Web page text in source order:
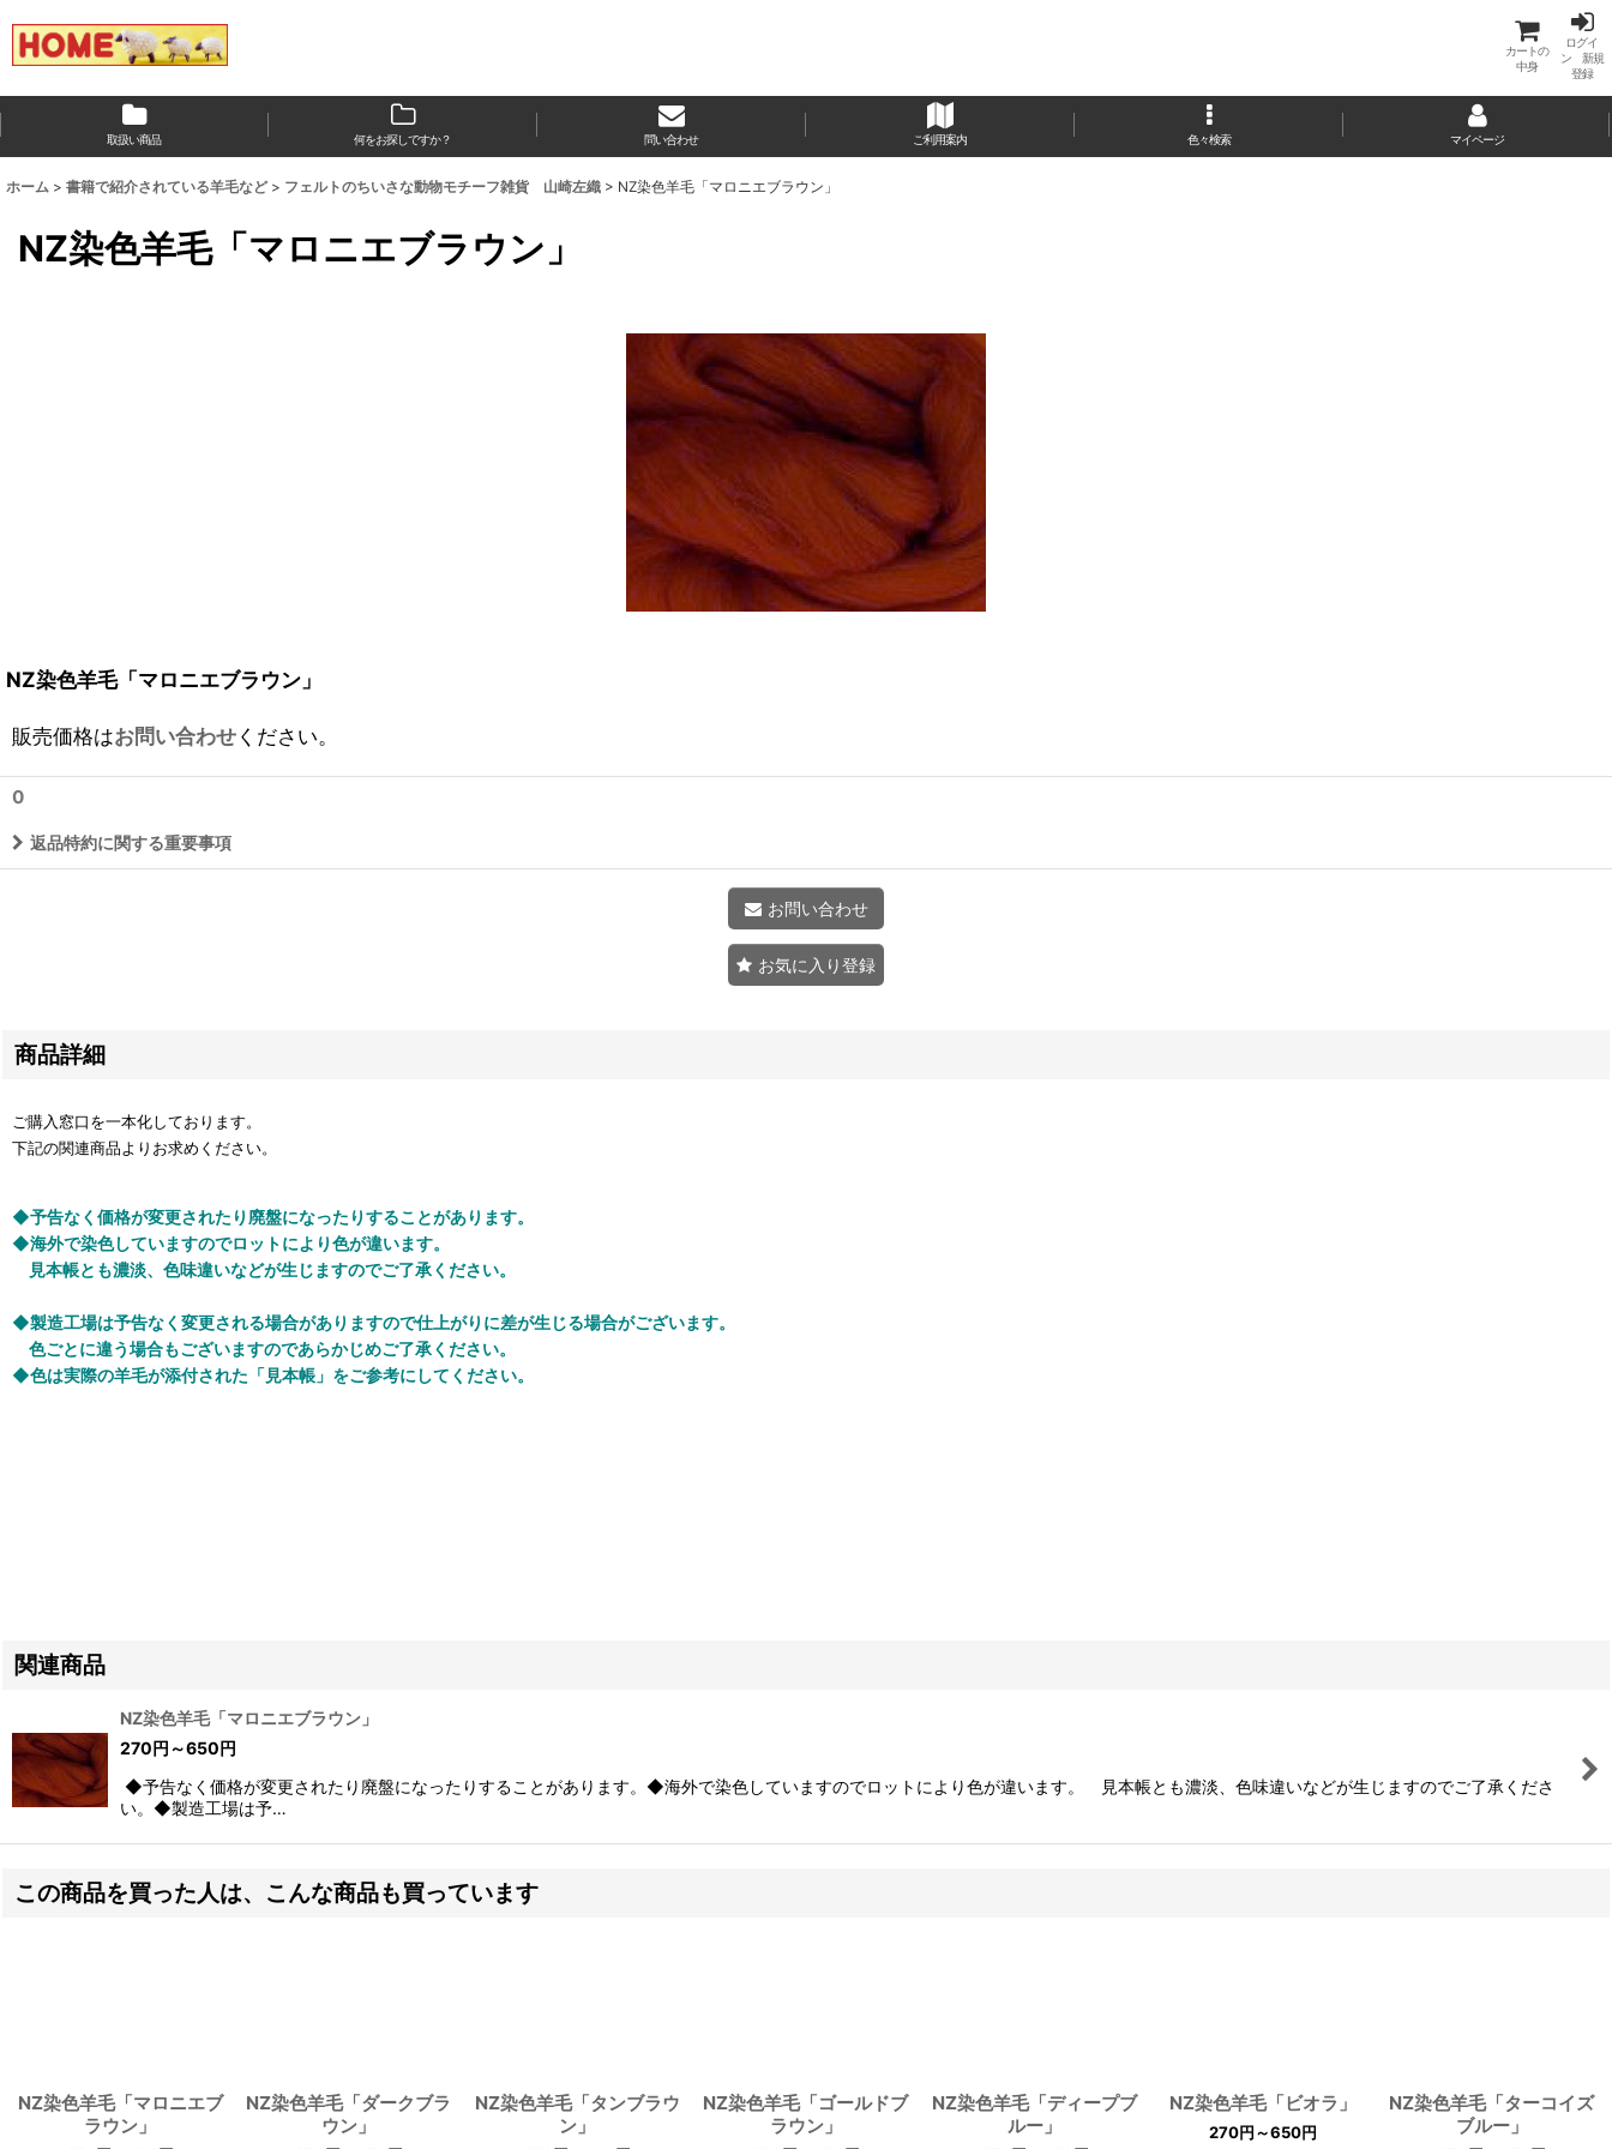
カートの
中身
ログイ
ン 新規
登録
取扱い商品 何をお探しですか？ 問い合わせ ご利用案内 色々検索 マイページ
ホーム > 書籍で紹介されている羊毛など > フェルトのちいさな動物モチーフ雑貨 山崎左織 > NZ染色羊毛「マロニエブラウン」
NZ染色羊毛「マロニエブラウン」
NZ染色羊毛「マロニエブラウン」
販売価格はお問い合わせください。
0
返品特約に関する重要事項
お問い合わせ
お気に入り登録
商品詳細
ご購入窓口を一本化しております。
下記の関連商品よりお求めください。
◆予告なく価格が変更されたり廃盤になったりすることがあります。
◆海外で染色していますのでロットにより色が違います。
見本帳とも濃淡、色味違いなどが生じますのでご了承ください。
◆製造工場は予告なく変更される場合がありますので仕上がりに差が生じる場合がございます。
色ごとに違う場合もございますのであらかじめご了承ください。
◆色は実際の羊毛が添付された「見本帳」をご参考にしてください。
関連商品
NZ染色羊毛「マロニエブラウン」
270円 ～650円
◆予告なく価格が変更されたり廃盤になったりすることがあります。◆海外で染色していますのでロットにより色が違います。 見本帳とも濃淡、色味違いなどが生じますのでご了承くださ
い。◆製造工場は予…
この商品を買った人は、こんな商品も買っています
NZ染色羊毛「マロニエブ
ラウン」
NZ染色羊毛「ダークブラ
ウン」
NZ染色羊毛「タンブラウ
ン」
NZ染色羊毛「ゴールドブ
ラウン」
NZ染色羊毛「ディープブ
ルー」
NZ染色羊毛「ビオラ」
270円～650円
NZ染色羊毛「ターコイズ
ブルー」